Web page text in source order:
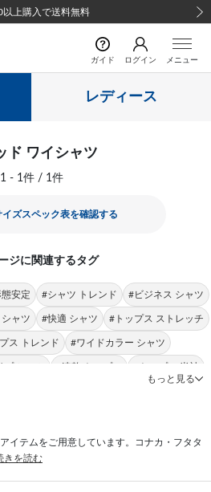
以上購入で送料無料
ガイド ログイン メニュー
レディース
ド ワイシャツ
1 - 1件 / 1件
ズスペック表を確認する
ジに関連するタグ
安定 #シャツ トレンド #ビジネス シャツ
ャツ #快適 シャツ #トップス ストレッチ
ス トレンド #ワイドカラー シャツ
プ シャツ #速乾 トップス #トップス 半袖
もっと見る
イテムをご用意しています。コナカ・フタタ
きを読む